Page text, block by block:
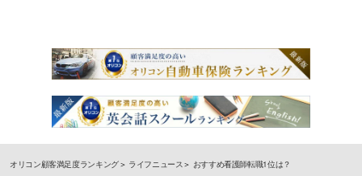
オリコン顧客満足度ランキング ライフニュース
おすすめ看護師転職1位は？